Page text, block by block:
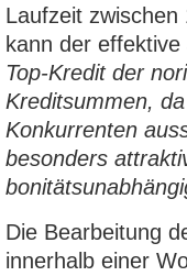
Laufzeit
kann der
Top-Kredit der
Kreditsummen,
Konkurrenten
besonders
Die Bearbeitung
innerhalb einer